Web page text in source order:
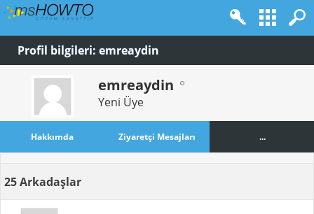
Profil bilgileri: emreaydin
emreaydin
Yeni Üye
Hakkımda Ziyaretçi Mesajları ...
25Arkadaşlar